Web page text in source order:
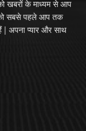
खबरों के माध्यम से आप
सबसे पहले आप तक
| अपना प्यार और साथ